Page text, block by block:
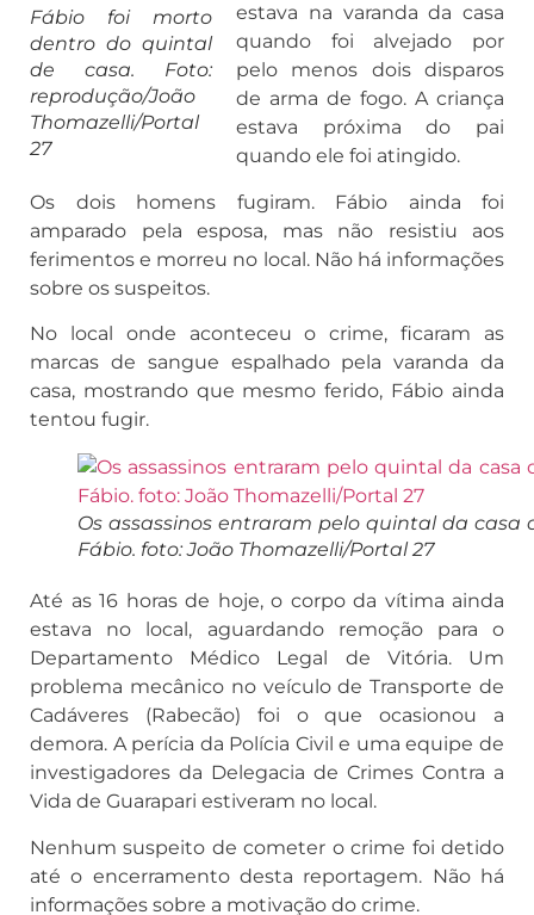
Fábio foi morto
dentro do quintal
de casa. Foto:
reprodução/João
Thomazelli/Portal
27
estava na varanda da casa
quando foi alvejado por
pelo menos dois disparos
de arma de fogo. A criança
estava próxima do pai
quando ele foi atingido.
Os dois homens fugiram. Fábio ainda foi
amparado pela esposa, mas não resistiu aos
ferimentos e morreu no local. Não há informações
sobre os suspeitos.
No local onde aconteceu o crime, ficaram as
marcas de sangue espalhado pela varanda da
casa, mostrando que mesmo ferido, Fábio ainda
tentou fugir.
Os assassinos entraram pelo quintal da casa
Fábio. foto: João Thomazelli/Portal 27
Até as 16 horas de hoje, o corpo da vítima ainda
estava no local, aguardando remoção para o
Departamento Médico Legal de Vitória. Um
problema mecânico no veículo de Transporte de
Cadáveres (Rabecão) foi o que ocasionou a
demora. A perícia da Polícia Civil e uma equipe de
investigadores da Delegacia de Crimes Contra a
Vida de Guarapari estiveram no local.
Nenhum suspeito de cometer o crime foi detido
até o encerramento desta reportagem. Não há
informações sobre a motivação do crime.